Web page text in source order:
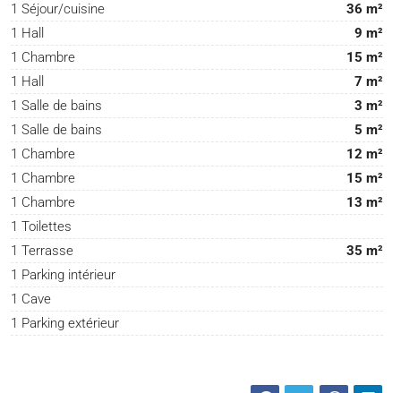
1 Séjour/cuisine
36 m²
1 Hall
9 m²
1 Chambre
15 m²
1 Hall
7 m²
1 Salle de bains
3 m²
1 Salle de bains
5 m²
1 Chambre
12 m²
1 Chambre
15 m²
1 Chambre
13 m²
1 Toilettes
1 Terrasse
35 m²
1 Parking intérieur
1 Cave
1 Parking extérieur